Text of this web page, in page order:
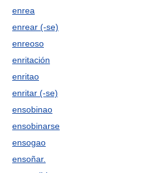
enrea
enrear (-se)
enreoso
enritación
enritao
enritar (-se)
ensobinao
ensobinarse
ensogao
ensoñar.